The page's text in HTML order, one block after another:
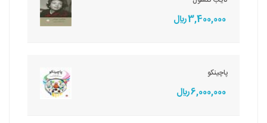
3,400,000 ريال
پاچینکو
6,000,000 ريال